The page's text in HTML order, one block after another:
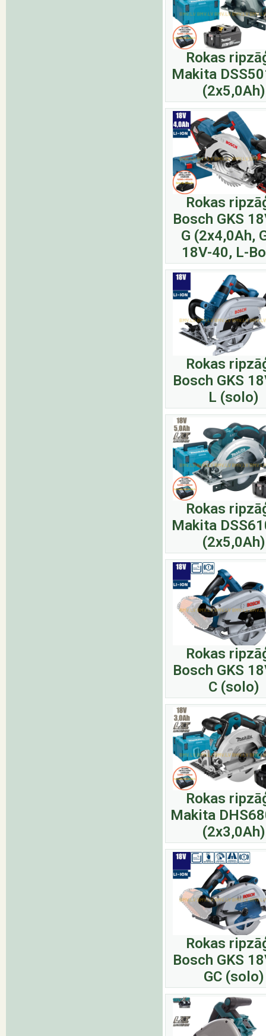
Rokas
Makita
(2x5,0Ah)
Rokas
Bosch GKS
G (2x4,0Ah,
18V-40, L-
Rokas
Bosch GKS
L (solo)
Rokas
Makita
(2x5,0Ah)
Rokas
Bosch GKS
C (solo)
Rokas
Makita
(2x3,0Ah)
Rokas
Bosch GKS
GC (solo)